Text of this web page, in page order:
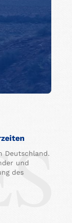
Deutschland.
und
des